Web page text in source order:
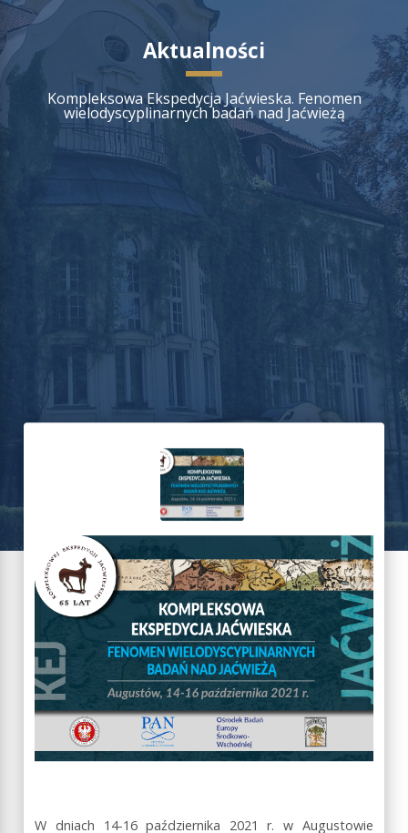
Aktualności
Kompleksowa Ekspedycja Jaćwieska. Fenomen
wielodyscyplinarnych badań nad Jaćwieżą
W dniach 14-16 października 2021 r. w Augustowie